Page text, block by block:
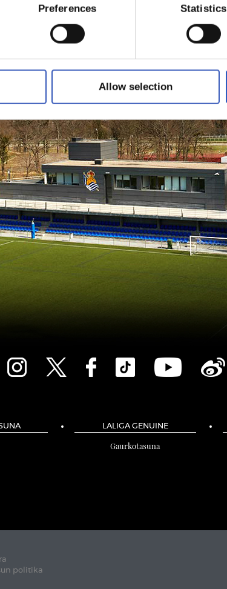
Preferences Statistics
Allow selection
LALIGA GENUINE
Gaurkotasuna
politika